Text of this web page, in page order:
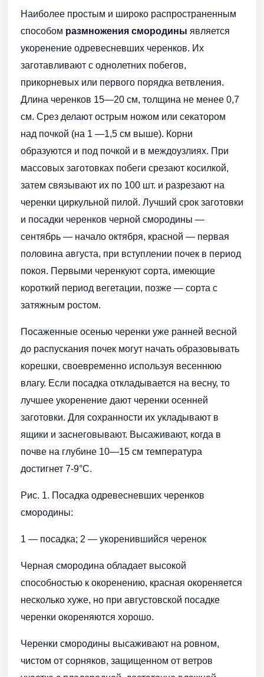
Наиболее простым и широко распространенным
способом размножения смородины является
укоренение одревесневших черенков. Их
заготавливают с однолетних побегов,
прикорневых или первого порядка ветвления.
Длина черенков 15—20 см, толщина не менее 0,7
см. Срез делают острым ножом или секатором
над почкой (на 1 —1,5 см выше). Корни
образуются и под почкой и в междоузлиях. При
массовых заготовках побеги срезают косилкой,
затем связывают их по 100 шт. и разрезают на
черенки циркульной пилой. Лучший срок заготовки
и посадки черенков черной смородины —
сентябрь — начало октября, красной — первая
половина августа, при вступлении почек в период
покоя. Первыми черенкуют сорта, имеющие
короткий период вегетации, позже — сорта с
затяжным ростом.
Посаженные осенью черенки уже ранней весной
до распускания почек могут начать образовывать
корешки, своевременно используя весеннюю
влагу. Если посадка откладывается на весну, то
лучшее укоренение дают черенки осенней
заготовки. Для сохранности их укладывают в
ящики и заснеговывают. Высаживают, когда в
почве на глубине 10—15 см температура
достигнет 7-9°С.
Рис. 1. Посадка одревесневших черенков
смородины:
1 — посадка; 2 — укоренившийся черенок
Черная смородина обладает высокой
способностью к окоренению, красная окореняется
несколько хуже, но при августовской посадке
черенки окореняются хорошо.
Черенки смородины высаживают на ровном,
чистом от сорняков, защищенном от ветров